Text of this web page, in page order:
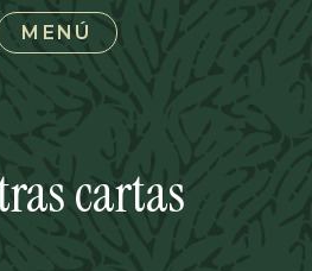
MENÚ
cartas